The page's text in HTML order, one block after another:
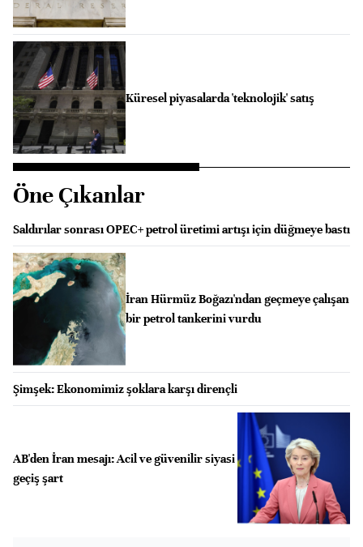
Küresel piyasalarda 'teknolojik' satış
Öne Çıkanlar
Saldırılar sonrası OPEC+ petrol üretimi artışı için düğmeye bastı
İran Hürmüz Boğazı'ndan geçmeye çalışan
bir petrol tankerini vurdu
Şimşek: Ekonomimiz şoklara karşı dirençli
AB'den İran mesajı: Acil ve güvenilir siyasi
geçiş şart